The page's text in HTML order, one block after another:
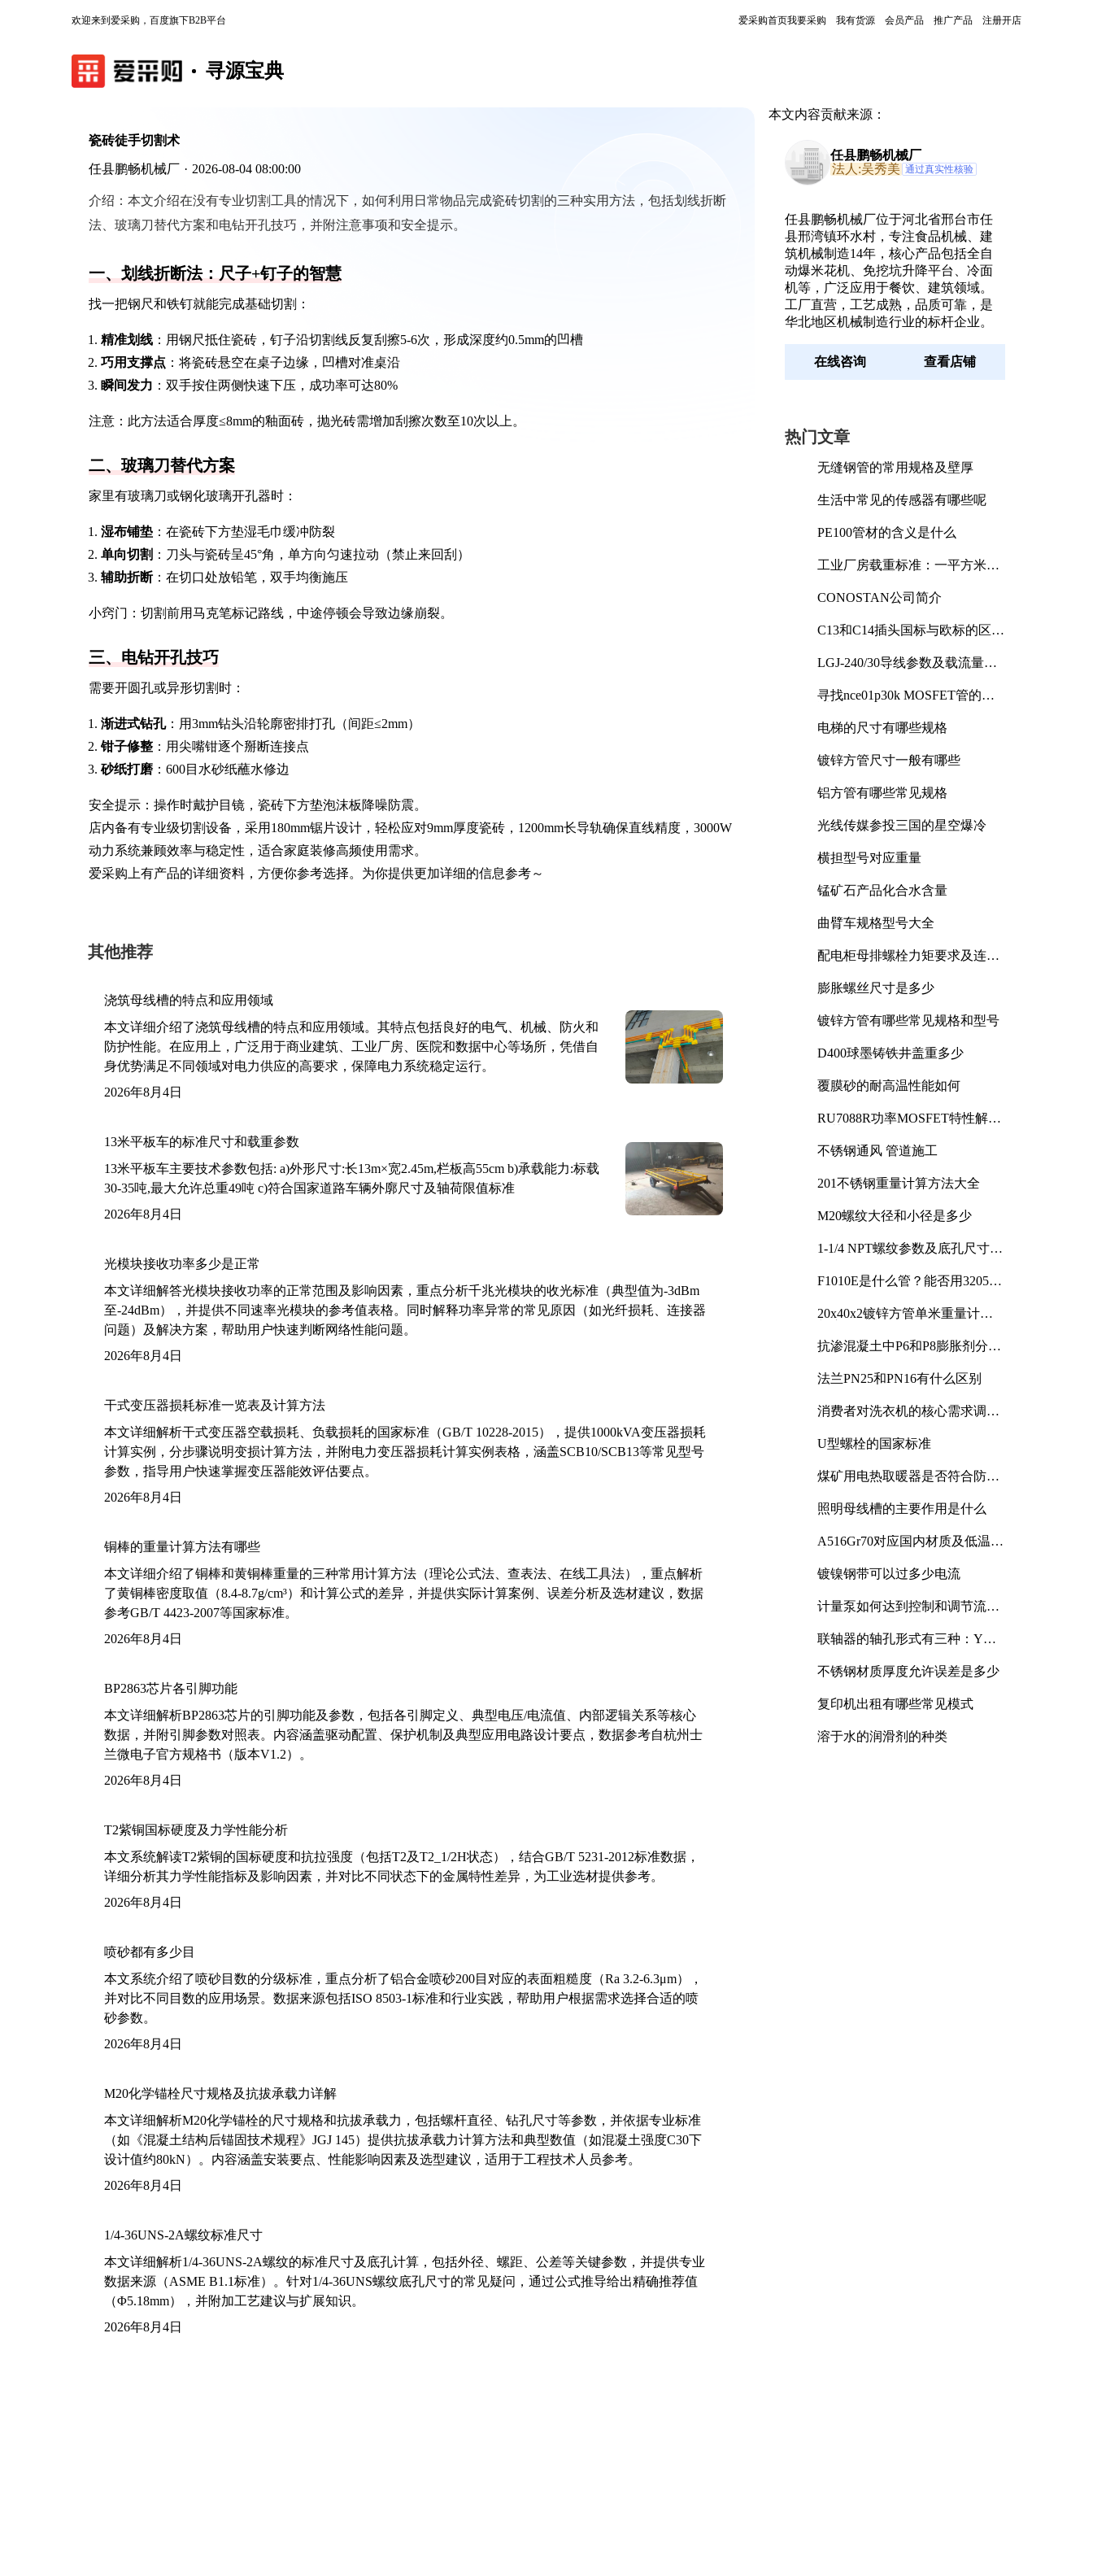
欢迎来到爱采购，百度旗下B2B平台 爱采购首页我要采购 我有货源 会员产品 推广产品 注册开店
寻源宝典
瓷砖徒手切割术
任县鹏畅机械厂 · 2026-08-04 08:00:00
介绍： 本文介绍在没有专业切割工具的情况下，如何利用日常物品完成瓷砖切割的三种实用方法，包括划线折断
法、玻璃刀替代方案和电钻开孔技巧，并附注意事项和安全提示。
一、划线折断法：尺子+钉子的智慧
找一把钢尺和铁钉就能完成基础切割：
精准划线 ：用钢尺抵住瓷砖，钉子沿切割线反复刮擦5-6次，形成深度约0.5mm的凹槽
巧用支撑点 ：将瓷砖悬空在桌子边缘，凹槽对准桌沿
瞬间发力 ：双手按住两侧快速下压，成功率可达80%
注意：此方法适合厚度≤8mm的釉面砖，抛光砖需增加刮擦次数至10次以上。
二、玻璃刀替代方案
家里有玻璃刀或钢化玻璃开孔器时：
湿布铺垫 ：在瓷砖下方垫湿毛巾缓冲防裂
单向切割 ：刀头与瓷砖呈45°角，单方向匀速拉动（禁止来回刮）
辅助折断：在切口处放铅笔，双手均衡施压
小窍门：切割前用马克笔标记路线，中途停顿会导致边缘崩裂。
三、电钻开孔技巧
需要开圆孔或异形切割时：
渐进式钻孔：用3mm钻头沿轮廓密排打孔（间距≤2mm）
钳子修整 ：用尖嘴钳逐个掰断连接点
砂纸打磨 ：600目水砂纸蘸水修边
安全提示：操作时戴护目镜，瓷砖下方垫泡沫板降噪防震。
店内备有专业级切割设备，采用180mm锯片设计，轻松应对9mm厚度瓷砖，1200mm长导轨确保直线精度，3000W
动力系统兼顾效率与稳定性，适合家庭装修高频使用需求。
爱采购上有产品的详细资料，方便你参考选择。为你提供更加详细的信息参考～
其他推荐
浇筑母线槽的特点和应用领域
本文详细介绍了浇筑母线槽的特点和应用领域。其特点包括良好的电气、机械、防火和
防护性能。在应用上，广泛用于商业建筑、工业厂房、医院和数据中心等场所，凭借自
身优势满足不同领域对电力供应的高要求，保障电力系统稳定运行。
2026年8月4日
13米平板车的标准尺寸和载重参数
13米平板车主要技术参数包括: a)外形尺寸:长13m×宽2.45m,栏板高55cm b)承载能力:标载
30-35吨,最大允许总重49吨 c)符合国家道路车辆外廓尺寸及轴荷限值标准
2026年8月4日
光模块接收功率多少是正常
本文详细解答光模块接收功率的正常范围及影响因素，重点分析千兆光模块的收光标准（典型值为-3dBm
至-24dBm），并提供不同速率光模块的参考值表格。同时解释功率异常的常见原因（如光纤损耗、连接器
问题）及解决方案，帮助用户快速判断网络性能问题。
2026年8月4日
干式变压器损耗标准一览表及计算方法
本文详细解析干式变压器空载损耗、负载损耗的国家标准（GB/T 10228-2015），提供1000kVA变压器损耗
计算实例，分步骤说明变损计算方法，并附电力变压器损耗计算实例表格，涵盖SCB10/SCB13等常见型号
参数，指导用户快速掌握变压器能效评估要点。
2026年8月4日
铜棒的重量计算方法有哪些
本文详细介绍了铜棒和黄铜棒重量的三种常用计算方法（理论公式法、查表法、在线工具法），重点解析
了黄铜棒密度取值（8.4-8.7g/cm³）和计算公式的差异，并提供实际计算案例、误差分析及选材建议，数据
参考GB/T 4423-2007等国家标准。
2026年8月4日
BP2863芯片各引脚功能
本文详细解析BP2863芯片的引脚功能及参数，包括各引脚定义、典型电压/电流值、内部逻辑关系等核心
数据，并附引脚参数对照表。内容涵盖驱动配置、保护机制及典型应用电路设计要点，数据参考自杭州士
兰微电子官方规格书（版本V1.2）。
2026年8月4日
T2紫铜国标硬度及力学性能分析
本文系统解读T2紫铜的国标硬度和抗拉强度（包括T2及T2_1/2H状态），结合GB/T 5231-2012标准数据，
详细分析其力学性能指标及影响因素，并对比不同状态下的金属特性差异，为工业选材提供参考。
2026年8月4日
喷砂都有多少目
本文系统介绍了喷砂目数的分级标准，重点分析了铝合金喷砂200目对应的表面粗糙度（Ra 3.2-6.3μm），
并对比不同目数的应用场景。数据来源包括ISO 8503-1标准和行业实践，帮助用户根据需求选择合适的喷
砂参数。
2026年8月4日
M20化学锚栓尺寸规格及抗拔承载力详解
本文详细解析M20化学锚栓的尺寸规格和抗拔承载力，包括螺杆直径、钻孔尺寸等参数，并依据专业标准
（如《混凝土结构后锚固技术规程》JGJ 145）提供抗拔承载力计算方法和典型数值（如混凝土强度C30下
设计值约80kN）。内容涵盖安装要点、性能影响因素及选型建议，适用于工程技术人员参考。
2026年8月4日
1/4-36UNS-2A螺纹标准尺寸
本文详细解析1/4-36UNS-2A螺纹的标准尺寸及底孔计算，包括外径、螺距、公差等关键参数，并提供专业
数据来源（ASME B1.1标准）。针对1/4-36UNS螺纹底孔尺寸的常见疑问，通过公式推导给出精确推荐值
（Φ5.18mm），并附加工艺建议与扩展知识。
2026年8月4日
本文内容贡献来源：
任县鹏畅机械厂
法人:吴秀美 通过真实性核验
任县鹏畅机械厂位于河北省邢台市任
县邢湾镇环水村，专注食品机械、建
筑机械制造14年，核心产品包括全自
动爆米花机、免挖坑升降平台、冷面
机等，广泛应用于餐饮、建筑领域。
工厂直营，工艺成熟，品质可靠，是
华北地区机械制造行业的标杆企业。
在线咨询 查看店铺
热门文章
无缝钢管的常用规格及壁厚
生活中常见的传感器有哪些呢
PE100管材的含义是什么
工业厂房载重标准：一平方米能
CONOSTAN公司简介
C13和C14插头国标与欧标的区别
LGJ-240/30导线参数及载流量解
寻找nce01p30k MOSFET管的合
电梯的尺寸有哪些规格
镀锌方管尺寸一般有哪些
铝方管有哪些常见规格
光线传媒参投三国的星空爆冷
横担型号对应重量
锰矿石产品化合水含量
曲臂车规格型号大全
配电柜母排螺栓力矩要求及连接
膨胀螺丝尺寸是多少
镀锌方管有哪些常见规格和型号
D400球墨铸铁井盖重多少
覆膜砂的耐高温性能如何
RU7088R功率MOSFET特性解析
不锈钢通风 管道施工
201不锈钢重量计算方法大全
M20螺纹大径和小径是多少
1-1/4 NPT螺纹参数及底孔尺寸详
F1010E是什么管？能否用3205或
20x40x2镀锌方管单米重量计算
抗渗混凝土中P6和P8膨胀剂分别
法兰PN25和PN16有什么区别
消费者对洗衣机的核心需求调研
U型螺栓的国家标准
煤矿用电热取暖器是否符合防爆
照明母线槽的主要作用是什么
A516Gr70对应国内材质及低温冲
镀镍钢带可以过多少电流
计量泵如何达到控制和调节流量
联轴器的轴孔形式有三种：Y
不锈钢材质厚度允许误差是多少
复印机出租有哪些常见模式
溶于水的润滑剂的种类